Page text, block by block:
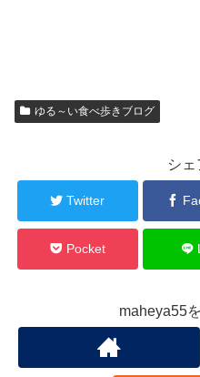
ゆる～い食べ歩きブログ
シェ
Twitter
Pocket
maheya55